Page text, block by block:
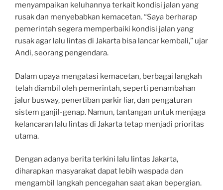
menyampaikan keluhannya terkait kondisi jalan yang
rusak dan menyebabkan kemacetan. “Saya berharap
pemerintah segera memperbaiki kondisi jalan yang
rusak agar lalu lintas di Jakarta bisa lancar kembali,” ujar
Andi, seorang pengendara.
Dalam upaya mengatasi kemacetan, berbagai langkah
telah diambil oleh pemerintah, seperti penambahan
jalur busway, penertiban parkir liar, dan pengaturan
sistem ganjil-genap. Namun, tantangan untuk menjaga
kelancaran lalu lintas di Jakarta tetap menjadi prioritas
utama.
Dengan adanya berita terkini lalu lintas Jakarta,
diharapkan masyarakat dapat lebih waspada dan
mengambil langkah pencegahan saat akan bepergian.